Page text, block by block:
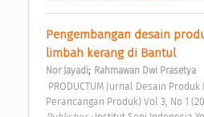
Pengembangan desain
limbah kerang di Bantul
Nor Jayadi; Rahmawan Dwi Prasetya
Perancangan Produk) Vol 3, No 1